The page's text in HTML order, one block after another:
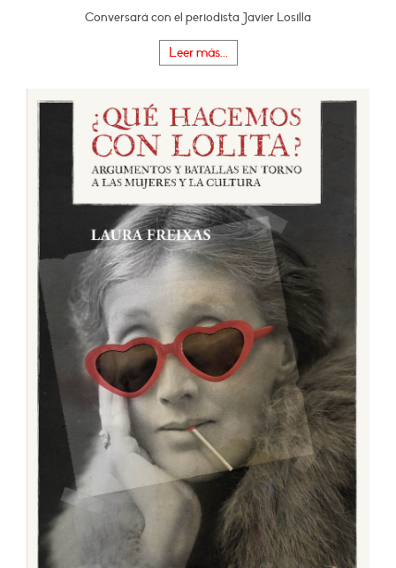
Conversará con el periodista Javier Losilla
Leer más...